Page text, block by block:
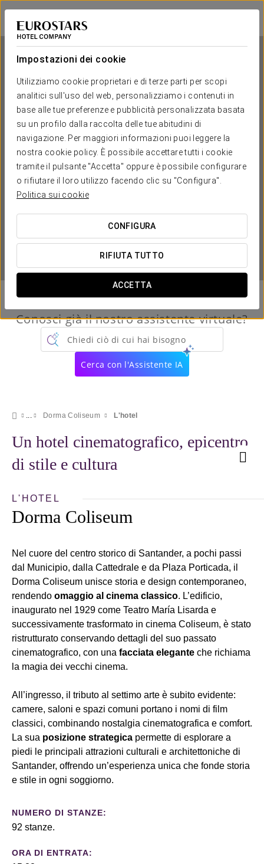
Impostazioni dei cookie
Utilizziamo cookie proprietari e di terze parti per scopi
analitici sull'uso del web, personalizziamo i contenuti in
base alle tue preferenze e pubblicità personalizzata basata
su un profilo dalla raccolta delle tue abitudini di
navigazione. Per maggiori informazioni puoi leggere la
nostra cookie policy. È possibile accettare tutti i cookie
tramite il pulsante "Accetta" oppure è possibile configurare
o rifiutare il loro utilizzo facendo clic su "Configura".
Politica sui cookie
CONFIGURA
RIFIUTA TUTTO
ACCETTA
Dorma Coliseum
SANTANDER
Dorma Coliseum
SANTANDER
QUANDO VUOI ANDARE?
Conosci già il nostro assistente virtuale?
Chiedi ciò di cui hai bisogno
Cerca con l'Assistente IA
Dorma Coliseum L'hotel
Un hotel cinematografico, epicentro
di stile e cultura
L'HOTEL
Dorma Coliseum
Nel cuore del centro storico di Santander, a pochi passi
dal Municipio, dalla Cattedrale e da Plaza Porticada, il
Dorma Coliseum unisce storia e design contemporaneo,
rendendo omaggio al cinema classico. L’edificio,
inaugurato nel 1929 come Teatro María Lisarda e
successivamente trasformato in cinema Coliseum, è stato
ristrutturato conservando dettagli del suo passato
cinematografico, con una facciata elegante che richiama
la magia dei vecchi cinema.
All’ingresso, il tributo al settimo arte è subito evidente:
camere, saloni e spazi comuni portano i nomi di film
classici, combinando nostalgia cinematografica e comfort.
La sua posizione strategica permette di esplorare a
piedi le principali attrazioni culturali e architettoniche di
Santander, offrendo un’esperienza unica che fonde storia
e stile in ogni soggiorno.
NUMERO DI STANZE:
92 stanze.
ORA DI ENTRATA: